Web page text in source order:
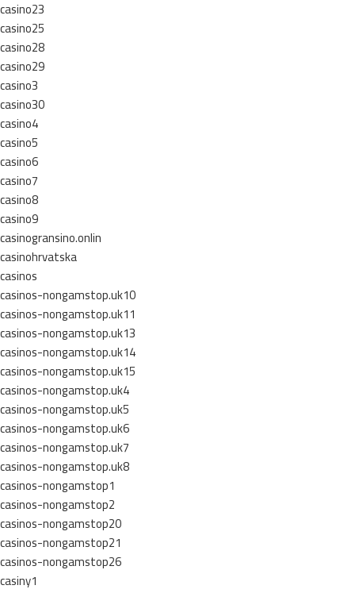
casino23
casino25
casino28
casino29
casino3
casino30
casino4
casino5
casino6
casino7
casino8
casino9
casinogransino.onlin
casinohrvatska
casinos
casinos-nongamstop.uk10
casinos-nongamstop.uk11
casinos-nongamstop.uk13
casinos-nongamstop.uk14
casinos-nongamstop.uk15
casinos-nongamstop.uk4
casinos-nongamstop.uk5
casinos-nongamstop.uk6
casinos-nongamstop.uk7
casinos-nongamstop.uk8
casinos-nongamstop1
casinos-nongamstop2
casinos-nongamstop20
casinos-nongamstop21
casinos-nongamstop26
casiny1